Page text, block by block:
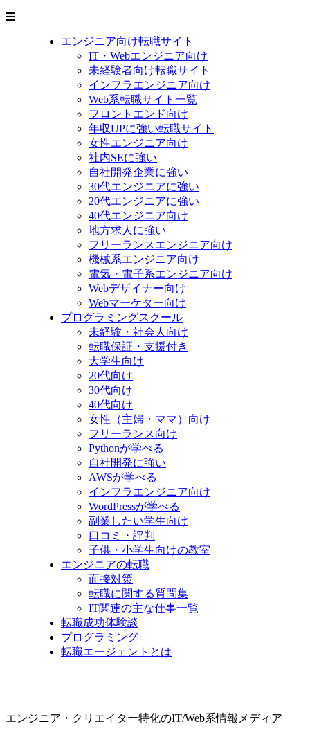
エンジニア向け転職サイト
IT・Webエンジニア向け
未経験者向け転職サイト
インフラエンジニア向け
Web系転職サイト一覧
フロントエンド向け
年収UPに強い転職サイト
女性エンジニア向け
社内SEに強い
自社開発企業に強い
30代エンジニアに強い
20代エンジニアに強い
40代エンジニア向け
地方求人に強い
フリーランスエンジニア向け
機械系エンジニア向け
電気・電子系エンジニア向け
Webデザイナー向け
Webマーケター向け
プログラミングスクール
未経験・社会人向け
転職保証・支援付き
大学生向け
20代向け
30代向け
40代向け
女性（主婦・ママ）向け
フリーランス向け
Pythonが学べる
自社開発に強い
AWSが学べる
インフラエンジニア向け
WordPressが学べる
副業したい学生向け
口コミ・評判
子供・小学生向けの教室
エンジニアの転職
面接対策
転職に関する質問集
IT関連の主な仕事一覧
転職成功体験談
プログラミング
転職エージェントとは
エンジニア・クリエイター特化のIT/Web系情報メディア